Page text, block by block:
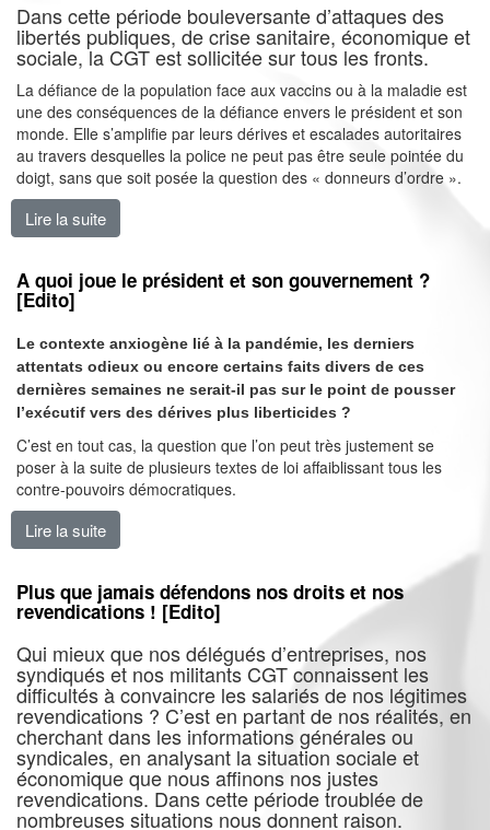
Dans cette période bouleversante d’attaques des
libertés publiques, de crise sanitaire, économique et
sociale, la CGT est sollicitée sur tous les fronts.
La défiance de la population face aux vaccins ou à la maladie est
une des conséquences de la défiance envers le président et son
monde. Elle s’amplifie par leurs dérives et escalades autoritaires
au travers desquelles la police ne peut pas être seule pointée du
doigt, sans que soit posée la question des « donneurs d’ordre ».
Lire la suite
A quoi joue le président et son gouvernement ?
[Edito]
Le contexte anxiogène lié à la pandémie, les derniers
attentats odieux ou encore certains faits divers de ces
dernières semaines ne serait-il pas sur le point de pousser
l’exécutif vers des dérives plus liberticides ?
C’est en tout cas, la question que l’on peut très justement se
poser à la suite de plusieurs textes de loi affaiblissant tous les
contre-pouvoirs démocratiques.
Lire la suite
Plus que jamais défendons nos droits et nos
revendications ! [Edito]
Qui mieux que nos délégués d’entreprises, nos
syndiqués et nos militants CGT connaissent les
difficultés à convaincre les salariés de nos légitimes
revendications ? C’est en partant de nos réalités, en
cherchant dans les informations générales ou
syndicales, en analysant la situation sociale et
économique que nous affinons nos justes
revendications. Dans cette période troublée de
nombreuses situations nous donnent raison.